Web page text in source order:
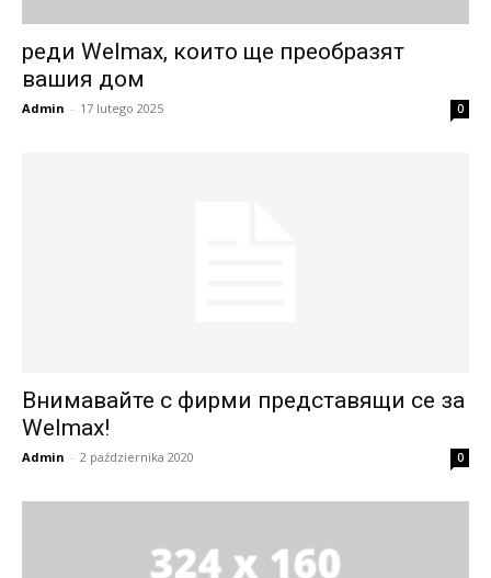
реди Welmax, които ще преобразят
вашия дом
Admin - 17 lutego 2025 0
Внимавайте с фирми представящи се за
Welmax!
Admin - 2 października 2020 0